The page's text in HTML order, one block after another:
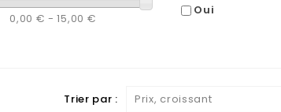
0,00 € - 15,00 €
Oui
Trier par : Prix, croissant